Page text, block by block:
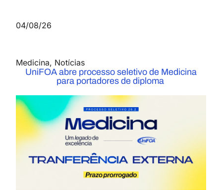
04/08/26
Medicina, Notícias
UniFOA abre processo seletivo de Medicina
para portadores de diploma